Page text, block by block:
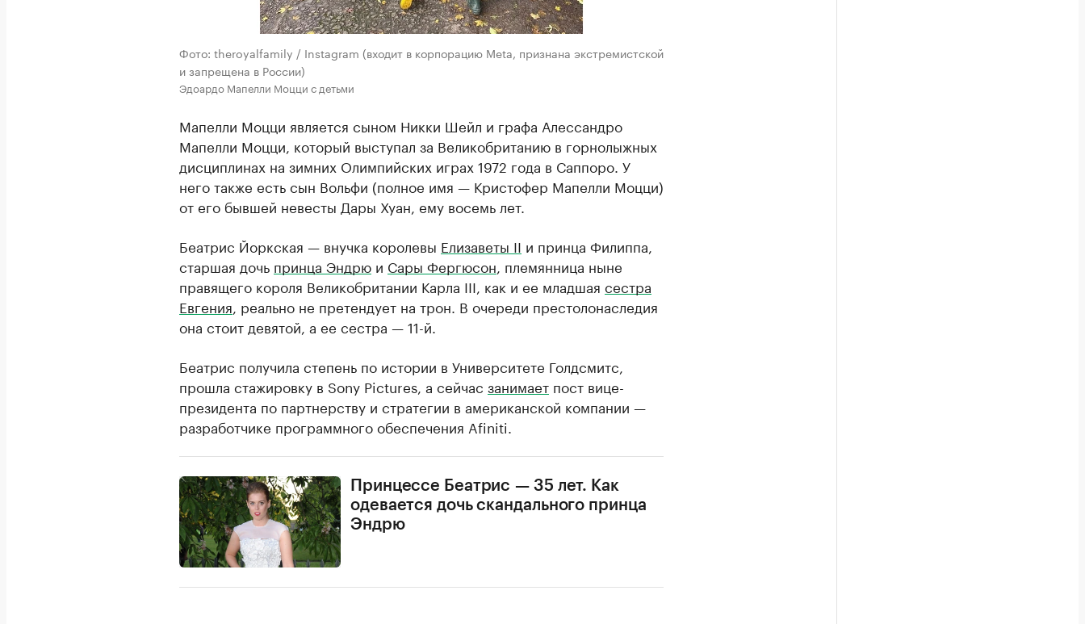
Фото: theroyalfamily / Instagram (входит в корпорацию Meta, признана экстремистской
и запрещена в России)
Эдоардо Мапелли Моцци с детьми
Мапелли Моцци является сыном Никки Шейл и графа Алессандро
Мапелли Моцци, который выступал за Великобританию в горнолыжных
дисциплинах на зимних Олимпийских играх 1972 года в Саппоро. У
него также есть сын Вольфи (полное имя — Кристофер Мапелли Моцци)
от его бывшей невесты Дары Хуан, ему восемь лет.
Беатрис Йоркская — внучка королевы Елизаветы II и принца Филиппа,
старшая дочь принца Эндрю и Сары Фергюсон , племянница ныне
правящего короля Великобритании Карла III, как и ее младшая сестра
Евгения , реально не претендует на трон. В очереди престолонаследия
она стоит девятой, а ее сестра — 11-й.
Беатрис получила степень по истории в Университете Голдсмитс,
прошла стажировку в Sony Pictures, а сейчас занимает пост вице-
президента по партнерству и стратегии в американской компании —
разработчике программного обеспечения Afiniti.
Принцессе Беатрис — 35 лет. Как
одевается дочь скандального принца
Эндрю